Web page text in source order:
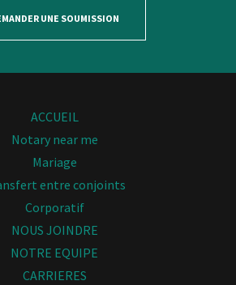
UNE SOUMISSION
ACCUEIL
Notary near me
Mariage
entre conjoints
Corporatif
NOUS JOINDRE
NOTRE EQUIPE
CARRIERES